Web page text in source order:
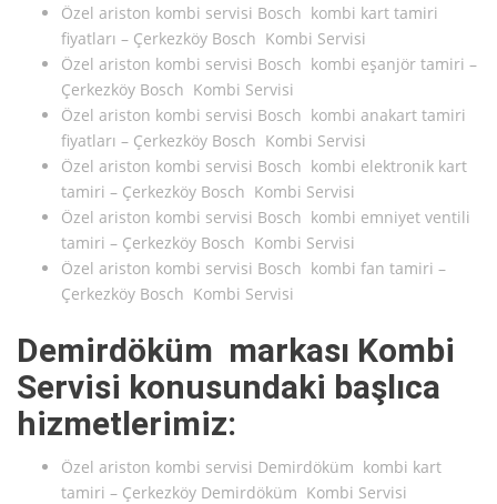
Özel ariston kombi servisi Bosch kombi kart tamiri
fiyatları – Çerkezköy Bosch Kombi Servisi
Özel ariston kombi servisi Bosch kombi eşanjör tamiri –
Çerkezköy Bosch Kombi Servisi
Özel ariston kombi servisi Bosch kombi anakart tamiri
fiyatları – Çerkezköy Bosch Kombi Servisi
Özel ariston kombi servisi Bosch kombi elektronik kart
tamiri – Çerkezköy Bosch Kombi Servisi
Özel ariston kombi servisi Bosch kombi emniyet ventili
tamiri – Çerkezköy Bosch Kombi Servisi
Özel ariston kombi servisi Bosch kombi fan tamiri –
Çerkezköy Bosch Kombi Servisi
Demirdöküm markası Kombi
Servisi konusundaki başlıca
hizmetlerimiz:
Özel ariston kombi servisi Demirdöküm kombi kart
tamiri – Çerkezköy Demirdöküm Kombi Servisi